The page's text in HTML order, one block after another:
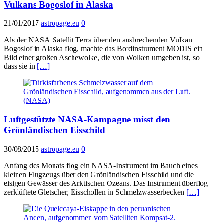
Vulkans Bogoslof in Alaska
21/01/2017 astropage.eu 0
Als der NASA-Satellit Terra über den ausbrechenden Vulkan
Bogoslof in Alaska flog, machte das Bordinstrument MODIS ein
Bild einer großen Aschewolke, die von Wolken umgeben ist, so
dass sie in […]
Luftgestützte NASA-Kampagne misst den
Grönländischen Eisschild
30/08/2015 astropage.eu 0
Anfang des Monats flog ein NASA-Instrument im Bauch eines
kleinen Flugzeugs über den Grönländischen Eisschild und die
eisigen Gewässer des Arktischen Ozeans. Das Instrument überflog
zerklüftete Gletscher, Eisschollen in Schmelzwasserbecken […]